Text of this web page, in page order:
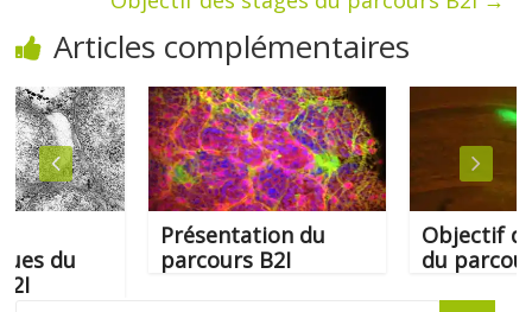
Articles complémentaires
du
Présentation du
parcours B2I
Objectif des
du parcours